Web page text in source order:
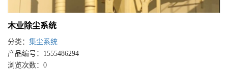
木业除尘系统
分类： 集尘系统
产品编号：1555486294
浏览次数：0